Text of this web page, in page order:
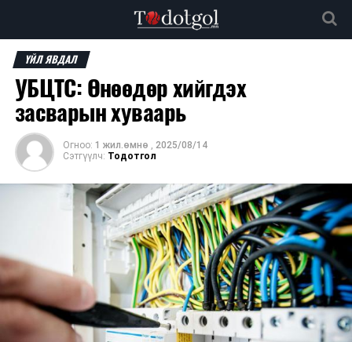
ҮЙЛ ЯВДАЛ
УБЦТС: Өнөөдөр хийгдэх
засварын хуваарь
Огноо: 1 жил.өмнө , 2025/08/14
Сэтгүүлч: Тодотгол